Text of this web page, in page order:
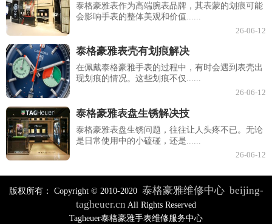
泰格豪雅表作为高端腕表品牌，其表蒙的划痕可能
会影响手表的整体美观和价值......
26-06-12
泰格豪雅表壳有划痕解决
在佩戴泰格豪雅手表的过程中，有时会遇到表壳出
现划痕的情况。这些划痕不仅......
26-06-12
泰格豪雅表盘生锈解决技
泰格豪雅表盘生锈问题，往往让人头疼不已。无论
是日常使用中的小磕碰，还是......
26-06-12
版权所有： Copyright © 2010-2020 泰格豪雅维修中心 beijing-
tagheuer.cn All Rights Reserved
Tagheuer泰格豪雅手表维修服务中心